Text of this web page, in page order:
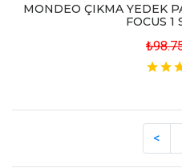
MONDEO ÇIKMA YEDEK
FOCUS 1